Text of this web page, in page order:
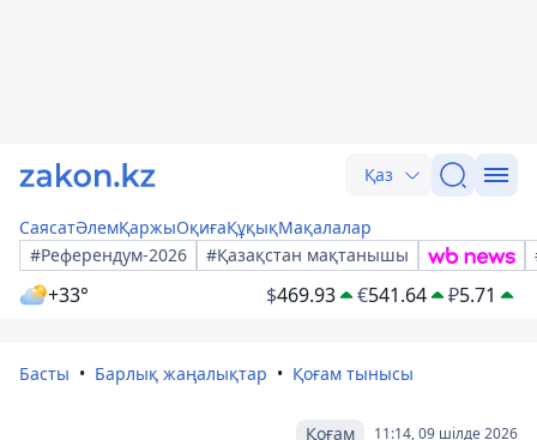
Қаз
СаясатӘлемҚаржыОқиғаҚұқықМақалалар
#Референдум-2026
#Қазақстан мақтанышы
+33° $469.93 €541.64 ₽5.71
Басты Барлық жаңалықтар Қоғам тынысы
11:14, 09 шілде 2026
Қоғам